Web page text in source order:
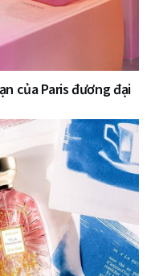
của Paris đương đại